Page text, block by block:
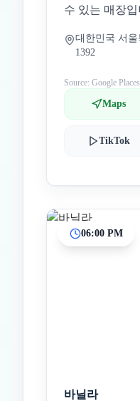
수 있는 매장입
대한민국 서
1392
Source: Google Places
Maps
TikTok
06:00 PM
바닐라